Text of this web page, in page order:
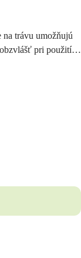
trávu umožňujú
pri použití